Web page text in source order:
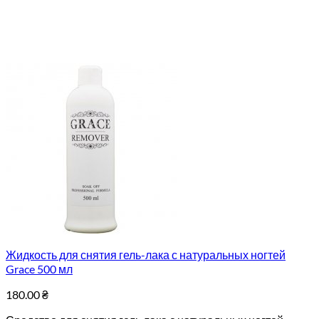
Жидкость для снятия гель-лака с натуральных ногтей
Grace 500 мл
180.00₴